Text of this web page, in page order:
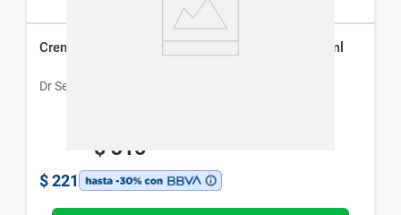
Crema para Manos Dr Selby con Aloe Vera x 75 ml
Dr Selby
$ 315
$ 221